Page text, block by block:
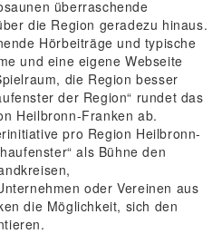
überraschende
die Region geradezu hinaus.
Hörbeiträge und typische
und eine eigene Webseite
die Region besser
der Region“ rundet das
Heilbronn-Franken ab.
pro Region Heilbronn-
als Bühne den
oder Vereinen aus
die Möglichkeit, sich den